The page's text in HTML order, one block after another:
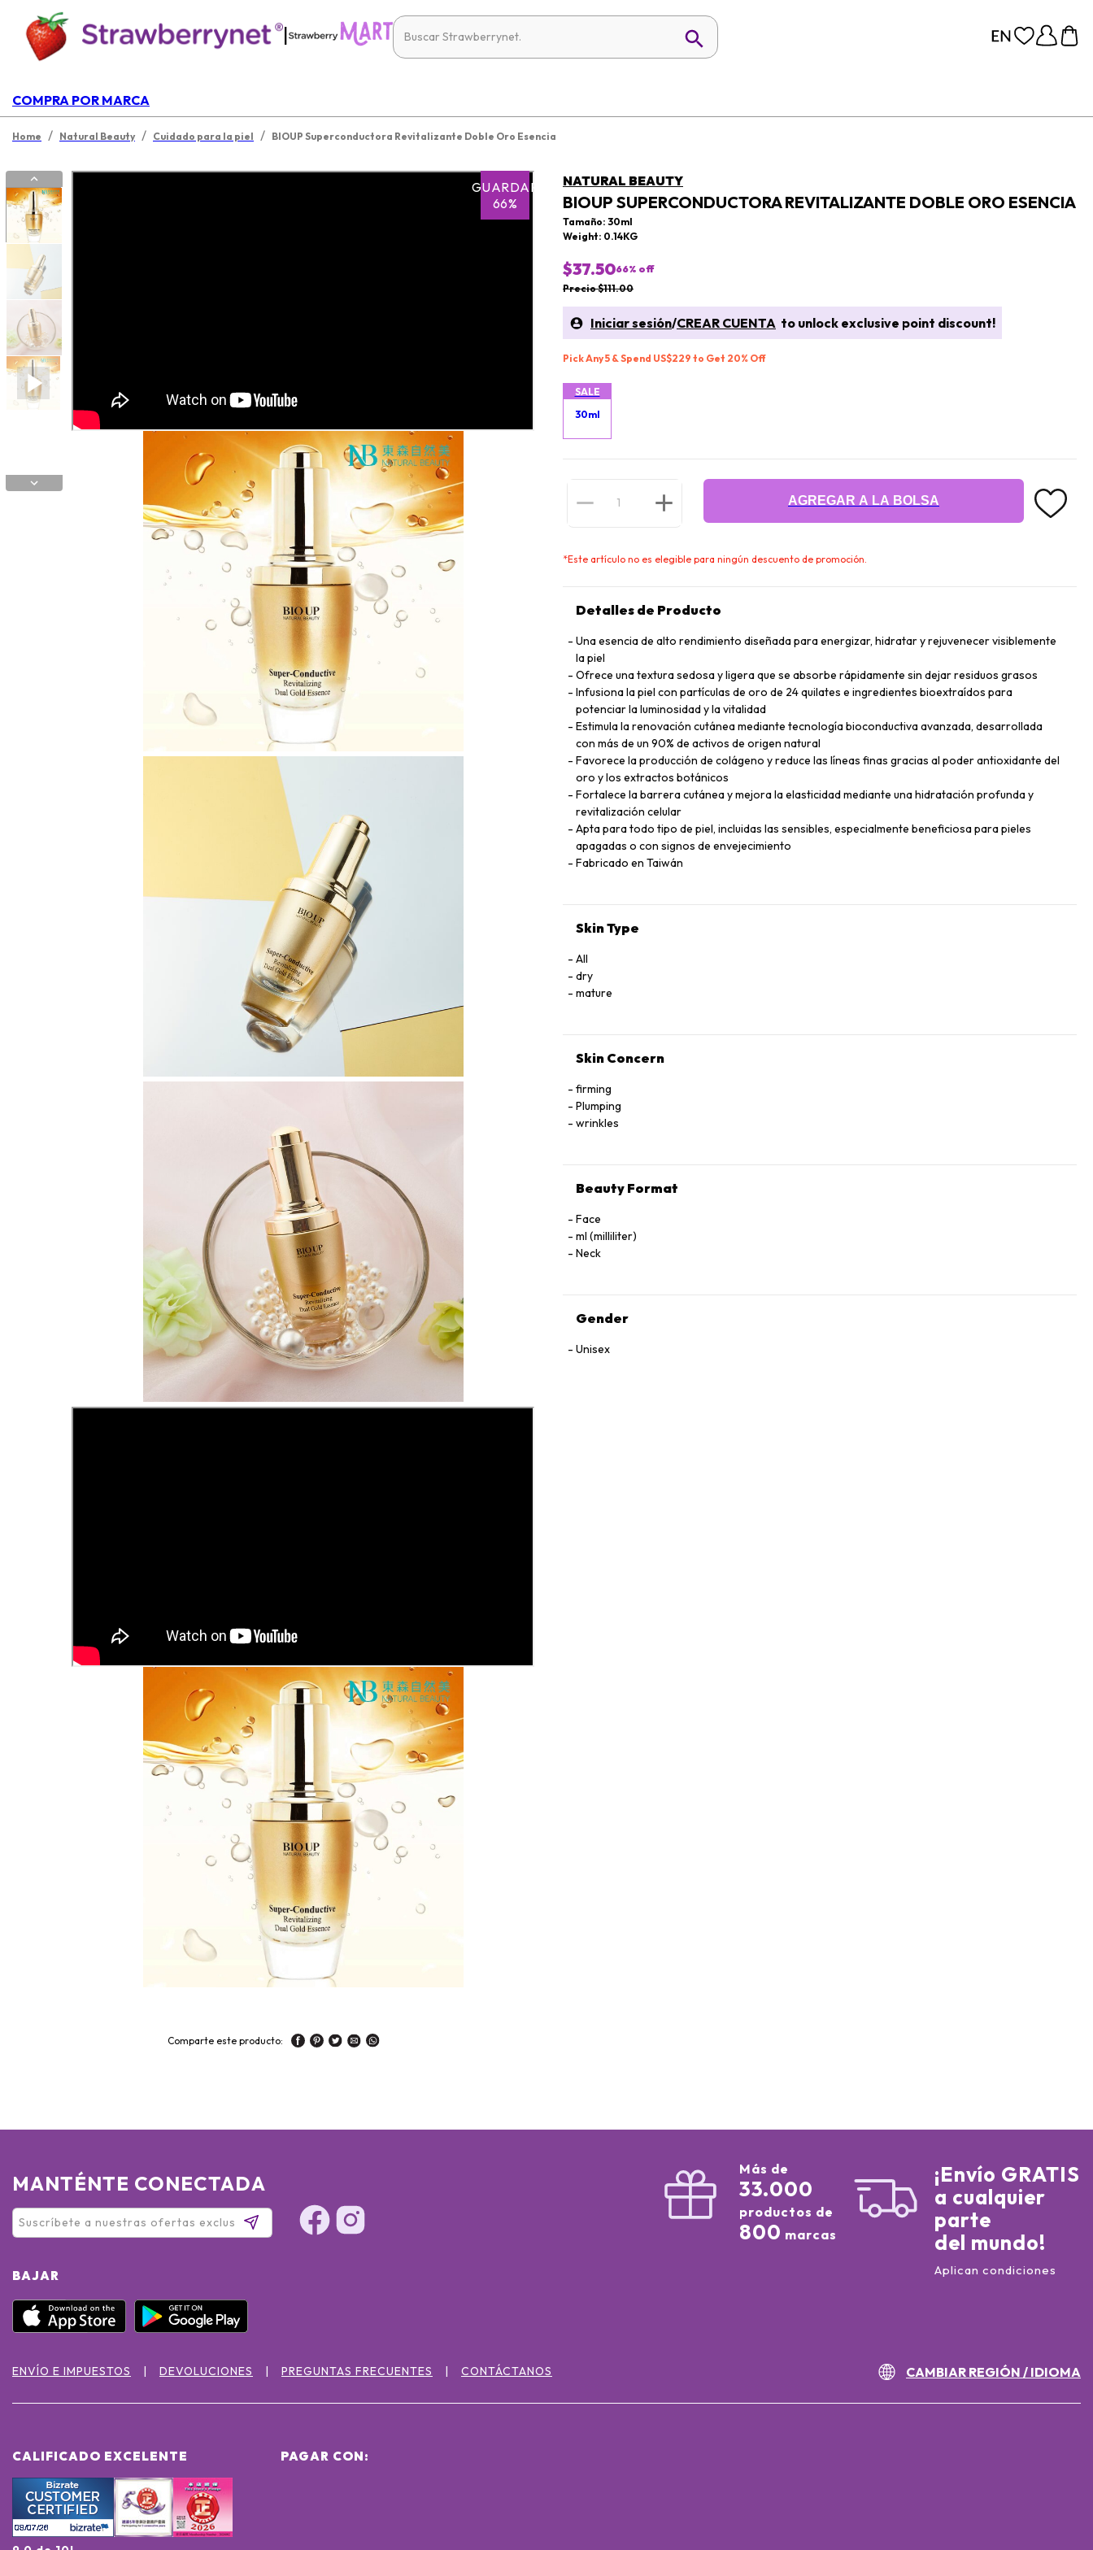
|
COMPRA POR MARCA
Home / Natural Beauty / Cuidado para la piel / BIOUP Superconductora Revitalizante Doble Oro Esencia
GUARDAR
66%
Comparte este producto:
NATURAL BEAUTY
BIOUP SUPERCONDUCTORA REVITALIZANTE DOBLE ORO ESENCIA
Tamaño: 30ml
Weight: 0.14KG
$37.5066% off
Precio $111.00
Iniciar sesión/CREAR CUENTA to unlock exclusive point discount!
Pick Any 5 & Spend US$229 to Get 20% Off
SALE
30ml
AGREGAR A LA BOLSA
*Este artículo no es elegible para ningún descuento de promoción.
Detalles de Producto
Una esencia de alto rendimiento diseñada para energizar, hidratar y rejuvenecer visiblemente
la piel
Ofrece una textura sedosa y ligera que se absorbe rápidamente sin dejar residuos grasos
Infusiona la piel con partículas de oro de 24 quilates e ingredientes bioextraídos para
potenciar la luminosidad y la vitalidad
Estimula la renovación cutánea mediante tecnología bioconductiva avanzada, desarrollada
con más de un 90% de activos de origen natural
Favorece la producción de colágeno y reduce las líneas finas gracias al poder antioxidante del
oro y los extractos botánicos
Fortalece la barrera cutánea y mejora la elasticidad mediante una hidratación profunda y
revitalización celular
Apta para todo tipo de piel, incluidas las sensibles, especialmente beneficiosa para pieles
apagadas o con signos de envejecimiento
Fabricado en Taiwán
Skin Type
All
dry
mature
Skin Concern
firming
Plumping
wrinkles
Beauty Format
Face
ml (milliliter)
Neck
Gender
Unisex
MANTÉNTE CONECTADA
BAJAR
Más de
33.000
productos de
800 marcas
¡Envío GRATIS
a cualquier
parte
del mundo!
Aplican condiciones
ENVÍO E IMPUESTOS DEVOLUCIONES PREGUNTAS FRECUENTES CONTÁCTANOS CAMBIAR REGIÓN / IDIOMA
CALIFICADO EXCELENTE PAGAR CON: